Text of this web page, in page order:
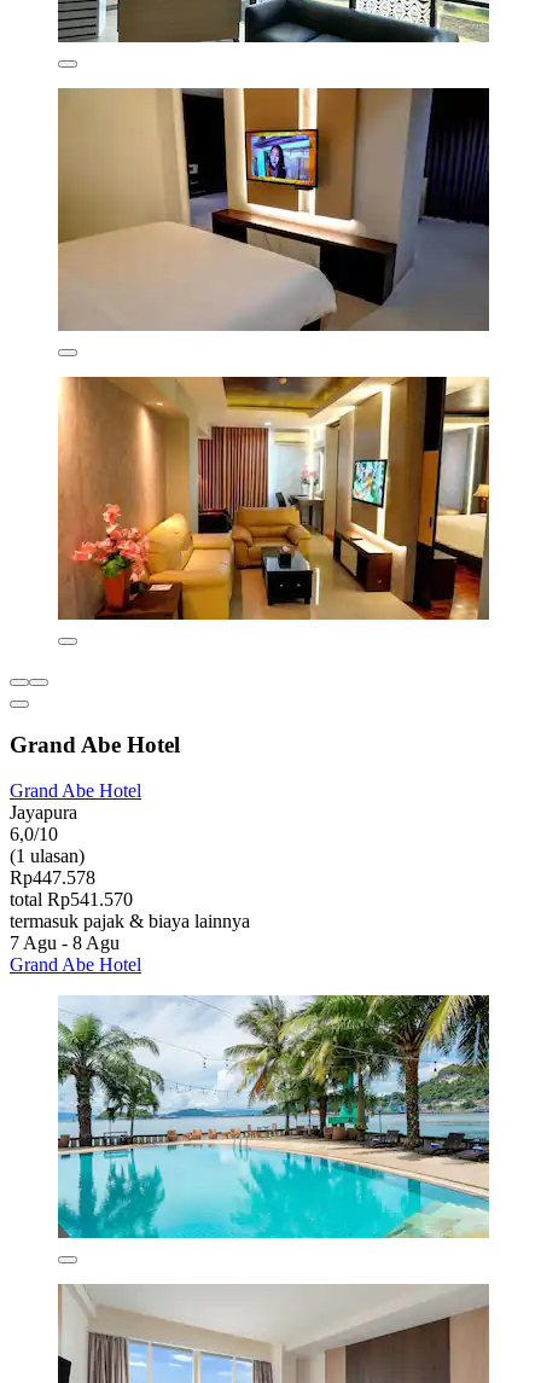
Grand Abe Hotel
Grand Abe Hotel
Jayapura
6,0/10
(1 ulasan)
Rp447.578
total Rp541.570
termasuk pajak & biaya lainnya
7 Agu - 8 Agu
Grand Abe Hotel